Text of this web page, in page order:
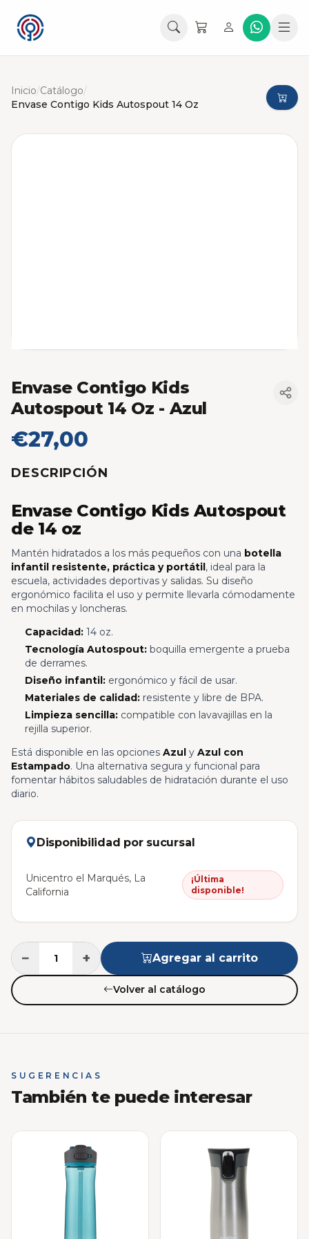
Inicio/Catálogo/
Envase Contigo Kids Autospout 14 Oz
Envase Contigo Kids
Autospout 14 Oz - Azul
€27,00
DESCRIPCIÓN
Envase Contigo Kids Autospout
de 14 oz
Mantén hidratados a los más pequeños con una botella
infantil resistente, práctica y portátil, ideal para la
escuela, actividades deportivas y salidas. Su diseño
ergonómico facilita el uso y permite llevarla cómodamente
en mochilas y loncheras.
Capacidad:14 oz.
Tecnología Autospout:boquilla emergente a prueba
de derrames.
Diseño infantil:ergonómico y fácil de usar.
Materiales de calidad:resistente y libre de BPA.
Limpieza sencilla:compatible con lavavajillas en la
rejilla superior.
Está disponible en las opciones Azul y Azul con
Estampado. Una alternativa segura y funcional para
fomentar hábitos saludables de hidratación durante el uso
diario.
Disponibilidad por sucursal
Unicentro el Marqués, La
California
¡Última
disponible!
− + Agregar al carrito
Volver al catálogo
SUGERENCIAS
También te puede interesar